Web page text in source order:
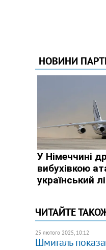
ЧИТАЙТЕ
25 лютого 2025, 10:12
Шмигаль